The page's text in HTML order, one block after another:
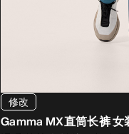
修改
Gamma MX直筒长裤 女